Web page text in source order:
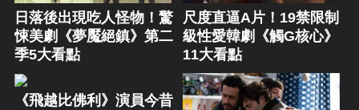
日落後出現吃人怪物！驚
悚美劇《夢魘絕鎮》第二
季5大看點
尺度直逼A片！19禁限制
級性愛韓劇《觸G核心》
11大看點
《飛越比佛利》演員今昔